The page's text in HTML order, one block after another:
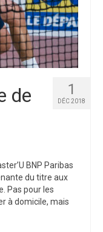
1
DÉC 2018
de
BNP Paribas
du titre aux
Pas pour les
à domicile, mais